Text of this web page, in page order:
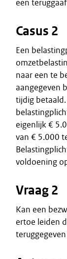
een
Casus 2
Een
naar een te
aangegeven
tijdig
eigenlijk €
van € 5.000
voldoening
Vraag 2
Kan een
ertoe leiden